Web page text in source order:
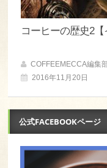
コーヒーの歴史2【
COFFEEMECCA編集
2016年11月20日
公式FACEBOOKページ